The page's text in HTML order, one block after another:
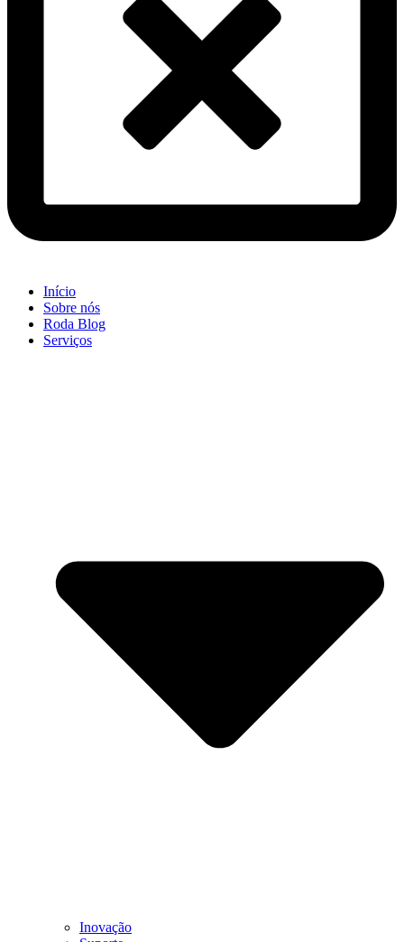
Início
Sobre nós
Roda Blog
Serviços
Inovação